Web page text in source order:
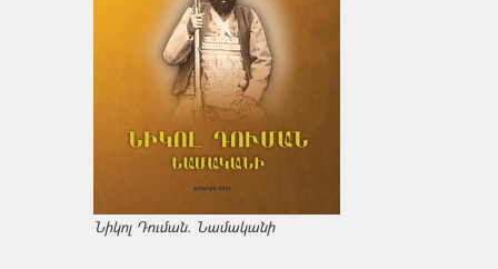
Նիկոլ Դուման. Նամականի